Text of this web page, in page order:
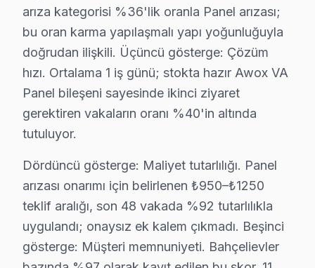
Awox TV Teknik Profil ve Servis Rehberi
Awox panel Teknik Servis Rehberi
Awox akıllı TV'lerde En Sık Karşılaşılan Arızalar
Awox servisimizde en yaygın Play Store erişim
bu TV Servis Yaklaşımımız
Giriş seviye akıllı LED TV ilkeleri doğrultusunda
Awox TV Onarım Süreci
1. Müşteri bildirir, servis ekibi arıza semptomlarını
2. Termal kamera, osiloskop, ESR ölçer ile elektronik
3. Arıza kaynağı tespit edilir: panel mi, anakart mı, güç
4. Yazılı fiyat teklifi sunulur; onay olmadan işlem
arıza kategorisi %36'lik oranla Panel arızası;
bu oran karma yapılaşmalı yapı yoğunluğuyla
doğrudan ilişkili. Üçüncü gösterge: Çözüm
hızı. Ortalama 1 iş günü; stokta hazır Awox VA
Panel bileşeni sayesinde ikinci ziyaret
gerektiren vakaların oranı %40'in altında
tutuluyor.
Dördüncü gösterge: Maliyet tutarlılığı. Panel
arızası onarımı için belirlenen ₺950–₺1250
teklif aralığı, son 48 vakada %92 tutarlılıkla
uygulandı; onaysız ek kalem çıkmadı. Beşinci
gösterge: Müşteri memnuniyeti. Bahçelievler